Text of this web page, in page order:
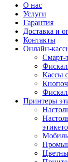
О нас
Услуги
Гарантия
Доставка и
Контакты
Онлайн-
Смарт-
Кассы
Принтеры